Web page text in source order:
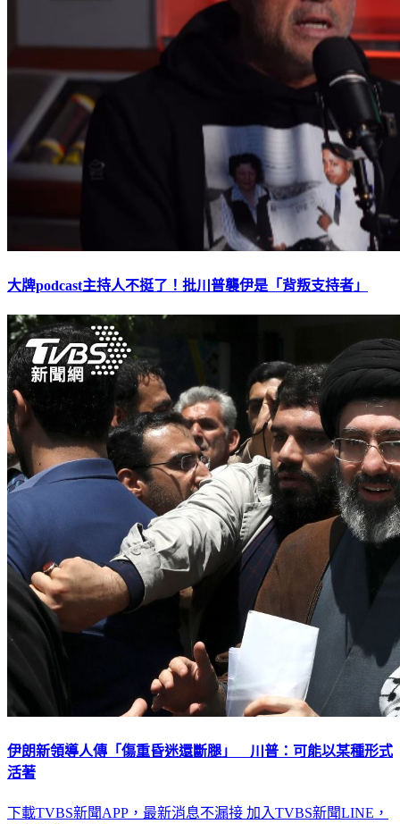
大牌podcast主持人不挺了！批川普襲伊是「背叛支持者」
伊朗新領導人傳「傷重昏迷還斷腿」 川普：可能以某種形式
活著
下載TVBS新聞APP，最新消息不漏接 加入TVBS新聞LINE，